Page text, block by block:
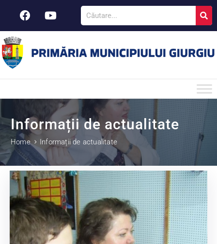
Informații de actualitate
Home Informații de actualitate